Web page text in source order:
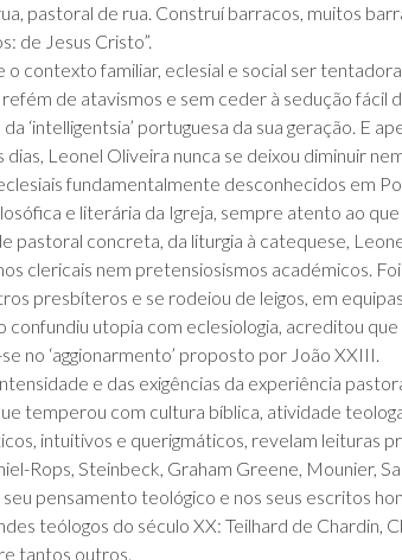
pastoral de rua. Construí barracos, muitos
de Jesus Cristo”.
o contexto familiar, eclesial e social ser
refém de atavismos e sem ceder à sedução
‘intelligentsia’ portuguesa da sua geração. E
dias, Leonel Oliveira nunca se deixou diminuir
fundamentalmente desconhecidos em
e literária da Igreja, sempre atento ao que
pastoral concreta, da liturgia à catequese,
clericais nem pretensiosismos académicos.
presbíteros e se rodeiou de leigos, em
confundiu utopia com eclesiologia, acreditou
no ‘aggionarmento’ proposto por João XXIII.
e das exigências da experiência
temperou com cultura bíblica, atividade
intuitivos e querigmáticos, revelam leituras
Rops, Steinbeck, Graham Greene, Mounier,
seu pensamento teológico e nos seus escritos
teólogos do século XX: Teilhard de Chardin,
tantos outros.